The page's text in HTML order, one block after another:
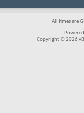
All times are
Copyright © 2026